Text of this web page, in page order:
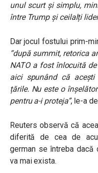
unul scurt și simplu,
între Trump și ceilalți
Dar jocul fostului prim-
“după summit, retorica
NATO a fost înlocuită
aici spunând că
țările. Nu este o
pentru a-i proteja”, le-a
Reuters observă că
diferită de cea de
german se întreba dacă
va mai exista.